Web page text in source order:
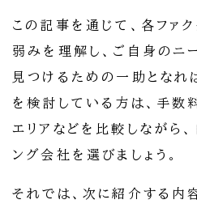
この記事を通じて、各ファ
弱みを理解し、ご自身のニ
見つけるための一助となれ
を検討している方は、手数
エリアなどを比較しながら
ング会社を選びましょう。
それでは、次に紹介する内